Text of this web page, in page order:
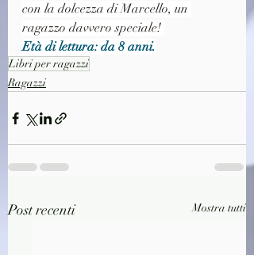
con la dolcezza di Marcello, un
ragazzo davvero speciale!
Età di lettura: da 8 anni.
Libri per ragazzi
Ragazzi
Post recenti Mostra tutti